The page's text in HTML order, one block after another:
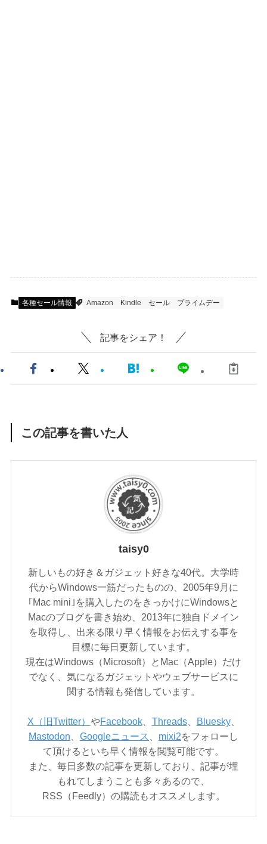
各種セール情報 Amazon Kindle セール プライムデー
記事をシェア！
この記事を書いた人
taisy0
新しいもの好き＆ガジェット好きな40代。大学時
代からWindows一筋だったものの、2005年9月に
｢Mac mini｣を購入したのをきっかけにWindowsと
Macのブログを書き始め、2013年に独自ドメイン
を取得し、出来る限り早く情報をお伝えする事を
目標に毎日更新しています。
現在はWindows（Microsoft）とMac（Apple）だけ
でなく、気になるガジェットやウェブサービスに
関する情報も発信しています。
X（旧Twitter） やFacebook、 Threads、 Bluesky、
Mastodon
Googleニュース mixi2をフォローし
て頂けるといち早く情報を閲覧可能です。
また、毎日多数の記事を更新しており、記事が埋
もれてしまうことも多々あるので、
RSS（Feedly）の購読もオススメします。